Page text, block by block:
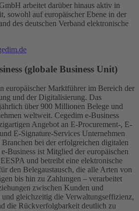
arbeitet darüber hinaus aktiv in
sowohl auf europäischer Ebene in der
des deutschen Verband elektronische
(globale Business Unit)
europäischer Marktführer im Bereich der
und der Digitalisierung. Das
über 900 Millionen Belege und
weltweit. Cegedim e-Business
Angebot an E-Procurement-, E-
E-Signature-Services Unternehmen
bei der erfolgreichen digitalen
Business ist Mitglied der europäischen
und betreibt eine elektronische
den Belegaustausch, die alle Arten von
bis hin zu Zahlungen – verarbeitet
zwischen Kunden und
gleichzeitig die Verwaltungseffizienz,
die Rückverfolgbarkeit deutlich zu